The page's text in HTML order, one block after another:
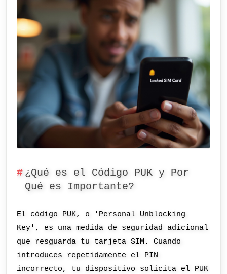
¿Qué es el Código PUK y Por
Qué es Importante?
El código PUK, o 'Personal Unblocking
Key', es una medida de seguridad adicional
que resguarda tu tarjeta SIM. Cuando
introduces repetidamente el PIN
incorrecto, tu dispositivo solicita el PUK